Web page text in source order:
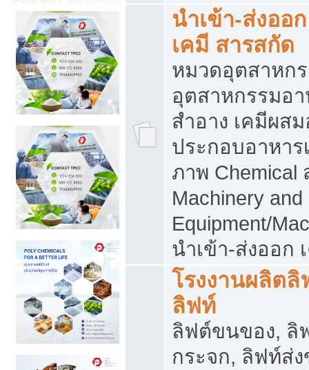
นำเข้า-ส่งออ
เคมี สารสกัด
หมวดอุตสาหก
อุตสาหกรรมอา
สำอาง เคมีผส
ประกอบอาหาร
ภาพ Chemical
Machinery
Equipment/
นำเข้า-ส่งออก
โรงงานผลิต
ลิฟท์
ลิฟต์ขนของ, ลิ
กระจก, ลิฟท์ส่